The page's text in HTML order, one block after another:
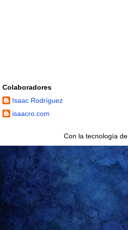
Colaboradores
Isaac Rodríguez
isaacro.com
Con la tecnología de